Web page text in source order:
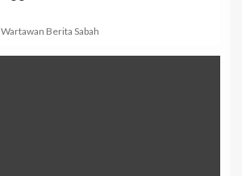
Wartawan Berita Sabah